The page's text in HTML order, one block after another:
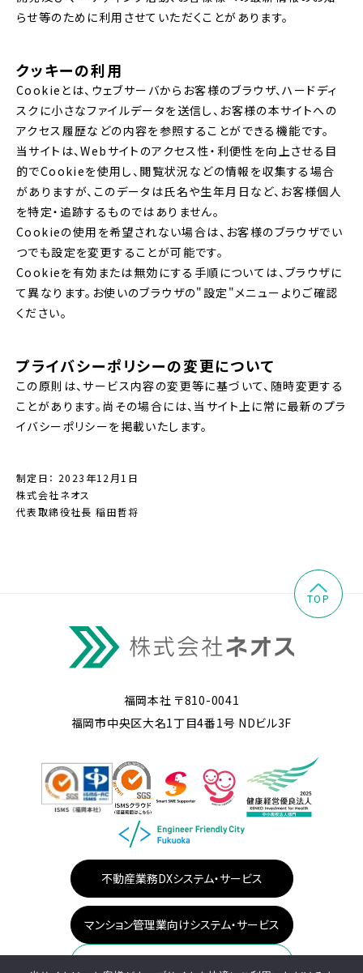
らせ等のために利用させていただくことがあります。
クッキーの利用
Cookieとは、ウェブサーバからお客様のブラウザ、ハードディ
スクに小さなファイルデータを送信し、お客様の本サイトへの
アクセス履歴などの内容を参照することができる機能です。
当サイトは、Webサイトのアクセス性・利便性を向上させる目
的でCookieを使用し、閲覧状況などの情報を収集する場合
がありますが、このデータは氏名や生年月日など、お客様個人
を特定・追跡するものではありません。
Cookieの使用を希望されない場合は、お客様のブラウザでい
つでも設定を変更することが可能です。
Cookieを有効または無効にする手順については、ブラウザに
て異なります。お使いのブラウザの"設定"メニューよりご確認
ください。
プライバシーポリシーの変更について
この原則は、サービス内容の変更等に基づいて、随時変更する
ことがあります。尚その場合には、当サイト上に常に最新のプラ
イバシーポリシーを掲載いたします。
制定日： 2023年12月1日
株式会社ネオス
代表取締役社長 稲田哲将
福岡本社 〒810-0041
福岡市中央区大名1丁目4番1号 NDビル3F
不動産業務DXシステム・サービス
マンション管理業向けシステム・サービス
TOP